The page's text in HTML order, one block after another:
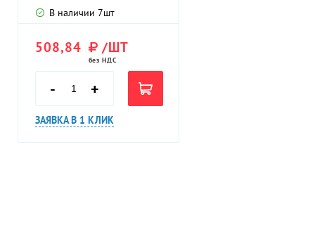
В наличии 7шт
508,84 /ШТ
без НДС
- +
ЗАЯВКА В 1 КЛИК